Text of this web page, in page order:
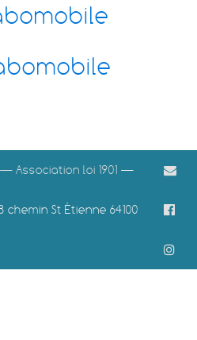
Association loi 1901 —
St Étienne 64100